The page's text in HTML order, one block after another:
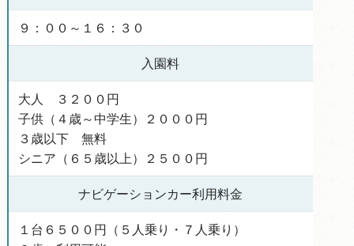
９：００～１６：３０
入園料
大人 ３２００円
子供（４歳～中学生）２０００円
３歳以下 無料
シニア（６５歳以上）２５００円
ナビゲーションカー利用料金
１台６５００円（５人乗り・７人乗り）